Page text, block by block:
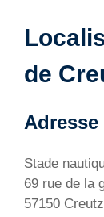
de
Adresse
Stade
69 rue de la
57150